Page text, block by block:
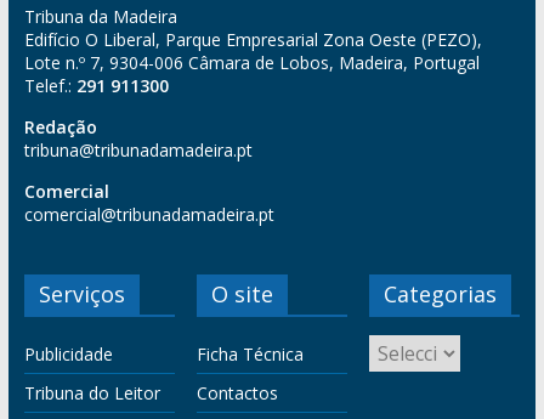
Tribuna da Madeira
Edifício O Liberal, Parque Empresarial Zona Oeste (PEZO),
Lote n.º 7, 9304-006 Câmara de Lobos, Madeira, Portugal
Telef.: 291 911300
Redação
tribuna@tribunadamadeira.pt
Comercial
comercial@tribunadamadeira.pt
Serviços
Publicidade
Tribuna do Leitor
O site
Ficha Técnica
Contactos
Categorias